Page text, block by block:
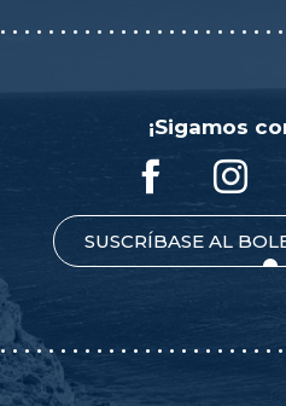
¡Sigamos
SUSCRÍBASE AL